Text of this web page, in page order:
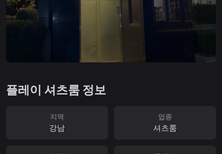
플레이 셔츠룸 정보
지역
강남
업종
셔츠룸